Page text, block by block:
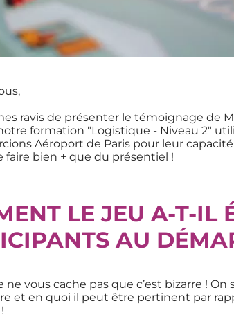
ravis de présenter le témoignage de
formation "Logistique - Niveau 2"
Aéroport de Paris pour leur
faire bien + que du présentiel !
LE JEU A-T-IL
AU
ne vous cache pas que c’est bizarre !
et en quoi il peut être pertinent par